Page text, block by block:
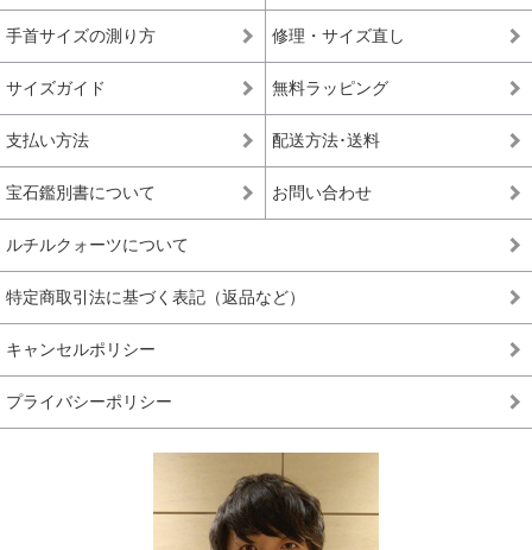
手首サイズの測り方 修理・サイズ直し
サイズガイド 無料ラッピング
支払い方法 配送方法･送料
宝石鑑別書について お問い合わせ
ルチルクォーツについて
特定商取引法に基づく表記（返品など）
キャンセルポリシー
プライバシーポリシー